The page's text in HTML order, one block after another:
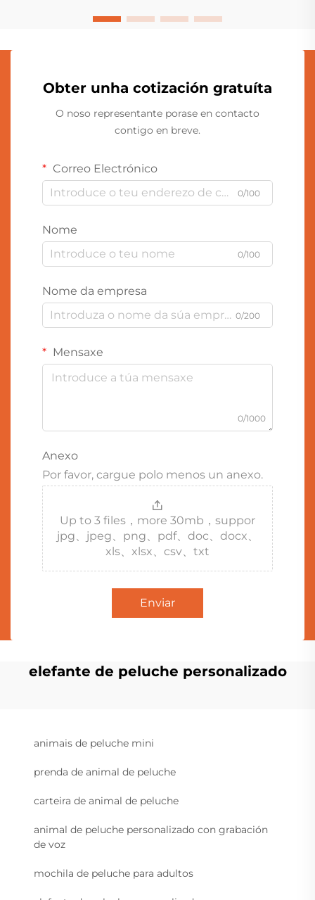
Obter unha cotización gratuíta
O noso representante porase en contacto
contigo en breve.
Correo Electrónico
0/100
Nome
0/100
Nome da empresa
0/200
Mensaxe
0/1000
Anexo
Por favor, cargue polo menos un anexo.
Up to 3 files，more 30mb，suppor
jpg、jpeg、png、pdf、doc、docx、
xls、xlsx、csv、txt
Enviar
elefante de peluche personalizado
animais de peluche mini
prenda de animal de peluche
carteira de animal de peluche
animal de peluche personalizado con grabación
de voz
mochila de peluche para adultos